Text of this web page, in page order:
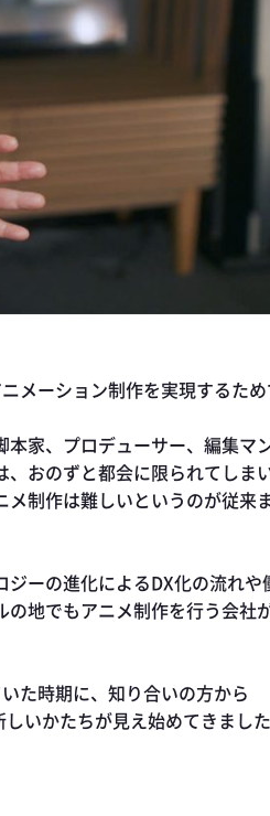
メーション制作を実現するため
家、プロデューサー、編集マ
おのずと都会に限られてしまい
制作は難しいというのが従来
ーの進化によるDX化の流れや
地でもアニメ制作を行う会社
た時期に、知り合いの方から
いかたちが見え始めてきました